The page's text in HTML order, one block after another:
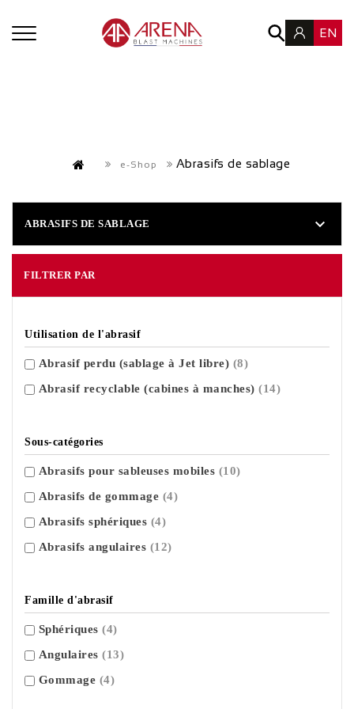
EN
e-Shop Abrasifs de sablage
ABRASIFS DE SABLAGE 
FILTRER PAR
Utilisation de l'abrasif
Abrasif perdu (sablage à Jet libre) (8)
Abrasif recyclable (cabines à manches) (14)
Sous-catégories
Abrasifs pour sableuses mobiles (10)
Abrasifs de gommage (4)
Abrasifs sphériques (4)
Abrasifs angulaires (12)
Famille d'abrasif
Sphériques (4)
Angulaires (13)
Gommage (4)